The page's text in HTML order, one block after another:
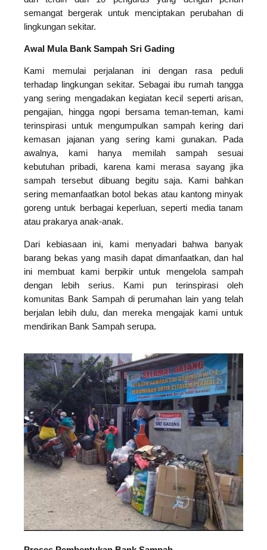
semangat bergerak untuk menciptakan perubahan di
lingkungan sekitar.
Awal Mula Bank Sampah Sri Gading
Kami memulai perjalanan ini dengan rasa peduli
terhadap lingkungan sekitar. Sebagai ibu rumah tangga
yang sering mengadakan kegiatan kecil seperti arisan,
pengajian, hingga ngopi bersama teman-teman, kami
terinspirasi untuk mengumpulkan sampah kering dari
kemasan jajanan yang sering kami gunakan. Pada
awalnya, kami hanya memilah sampah sesuai
kebutuhan pribadi, karena kami merasa sayang jika
sampah tersebut dibuang begitu saja. Kami bahkan
sering memanfaatkan botol bekas atau kantong minyak
goreng untuk berbagai keperluan, seperti media tanam
atau prakarya anak-anak.
Dari kebiasaan ini, kami menyadari bahwa banyak
barang bekas yang masih dapat dimanfaatkan, dan hal
ini membuat kami berpikir untuk mengelola sampah
dengan lebih serius. Kami pun terinspirasi oleh
komunitas Bank Sampah di perumahan lain yang telah
berjalan lebih dulu, dan mereka mengajak kami untuk
mendirikan Bank Sampah serupa.